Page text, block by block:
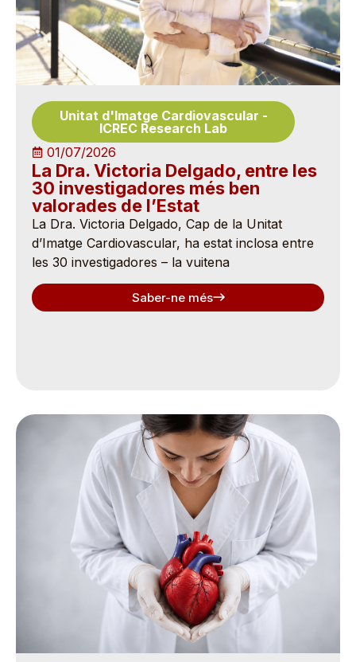
Unitat d'Imatge Cardiovascular -
ICREC Research Lab
01/07/2026
La Dra. Victoria Delgado, entre les
30 investigadores més ben
valorades de l’Estat
La Dra. Victoria Delgado, Cap de la Unitat
d’Imatge Cardiovascular, ha estat inclosa entre
les 30 investigadores – la vuitena
Saber-ne més